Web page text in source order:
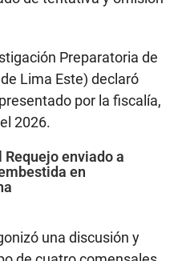
Preparatoria de
Lima Este) declaró
por la fiscalía,
2026.
enviado a
en
una discusión y